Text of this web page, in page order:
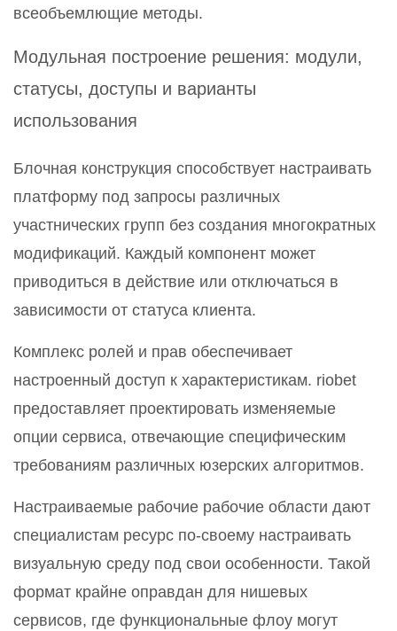
всеобъемлющие методы.
Модульная построение решения: модули,
статусы, доступы и варианты
использования
Блочная конструкция способствует настраивать
платформу под запросы различных
участнических групп без создания многократных
модификаций. Каждый компонент может
приводиться в действие или отключаться в
зависимости от статуса клиента.
Комплекс ролей и прав обеспечивает
настроенный доступ к характеристикам. riobet
предоставляет проектировать изменяемые
опции сервиса, отвечающие специфическим
требованиям различных юзерских алгоритмов.
Настраиваемые рабочие рабочие области дают
специалистам ресурс по-своему настраивать
визуальную среду под свои особенности. Такой
формат крайне оправдан для нишевых
сервисов, где функциональные флоу могут